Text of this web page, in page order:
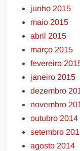
junho 2015
maio 2015
abril 2015
março 2015
fevereiro
janeiro 2015
dezembro
novembro
outubro 2014
setembro
agosto 2014